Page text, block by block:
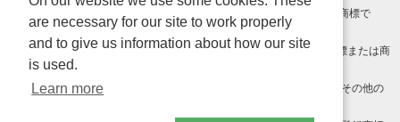
Android、Google Play および Google Play ロゴ は Google LLC の商標で
す。
Windows は Microsoft Inc.の米国およびその他の国における登録商標または商
標です。
Adobe、Adobe Reader、Adobe PDF は、Adobe Inc.の米国およびその他の
are necessary for our site to work properly
and to give us information about how our site
is used.
Learn more